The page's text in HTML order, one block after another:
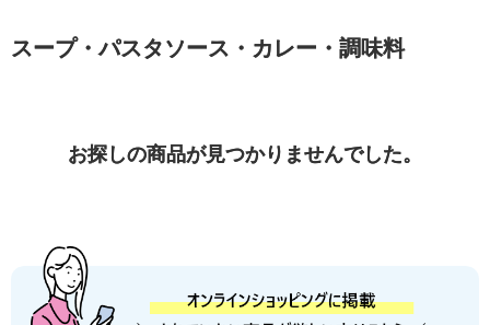
スープ・パスタソース・カレー・調味料
お探しの商品が見つかりませんでした。